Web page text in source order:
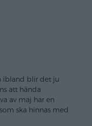
ibland blir det ju
att hända
av maj har en
ska hinnas med